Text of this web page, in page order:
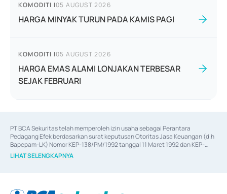
KOMODITI |05 AUGUST 2026
HARGA MINYAK TURUN PADA KAMIS PAGI
KOMODITI |05 AUGUST 2026
HARGA EMAS ALAMI LONJAKAN TERBESAR
SEJAK FEBRUARI
PT BCA Sekuritas telah memperoleh izin usaha sebagai Perantara
Pedagang Efek berdasarkan surat keputusan Otoritas Jasa Keuangan (d.h
Bapepam-LK) Nomor KEP-138/PM/1992 tanggal 11 Maret 1992 dan KEP-
06/D.04/2014 tanggal 28 Februari 2014, izin usaha sebagai Penjamin Emisi
Efek berdasarkan surat keputusan Otoritas Jasa Keuangan Nomor KEP-
LIHAT SELENGKAPNYA